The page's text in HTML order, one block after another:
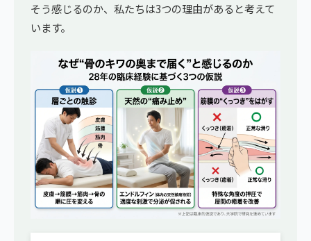
そう感じるのか、私たちは3つの理由があると考えて
います。